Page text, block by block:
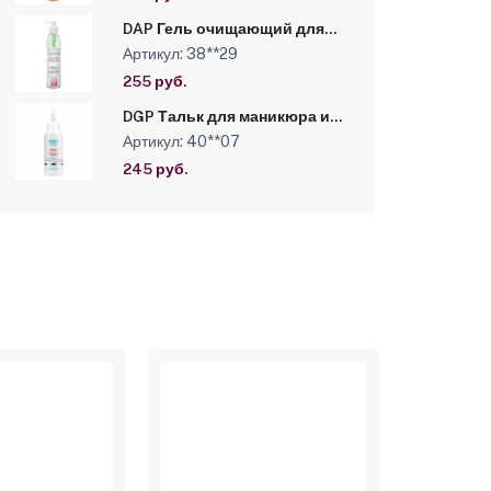
DAP Гель очищающий для
подготовки к процедуре
депиляции 310 мл
Артикул: 38**29
255 руб.
DGP Тальк для маникюра и
педикюра 45 г
Артикул: 40**07
245 руб.